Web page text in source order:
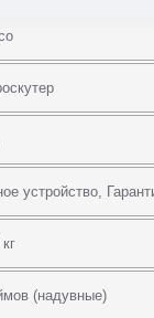
устройство,
(надувные)